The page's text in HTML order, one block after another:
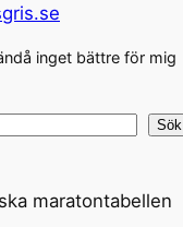
inget bättre för mig
Sök
maratontabellen